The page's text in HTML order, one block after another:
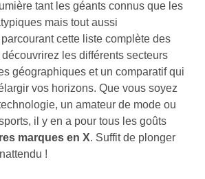
tant les géants connus que les
mais tout aussi
cette liste complète des
découvrirez les différents secteurs
géographiques et un comparatif qui
vos horizons. Que vous soyez
un amateur de mode ou
il y en a pour tous les goûts
marques en X. Suffit de plonger
!